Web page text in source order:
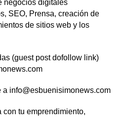
negocios digitales
SEO, Prensa, creación de
de sitios web y los
(guest post dofollow link)
a info@esbuenisimonews.com
con tu emprendimiento,